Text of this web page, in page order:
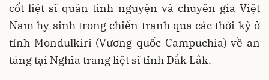
cốt liệt sĩ quân tình nguyện và chuyên gia Việt
Nam hy sinh trong chiến tranh qua các thời kỳ ở
tỉnh Mondulkiri (Vương quốc Campuchia) về an
táng tại Nghĩa trang liệt sĩ tỉnh Đắk Lắk.